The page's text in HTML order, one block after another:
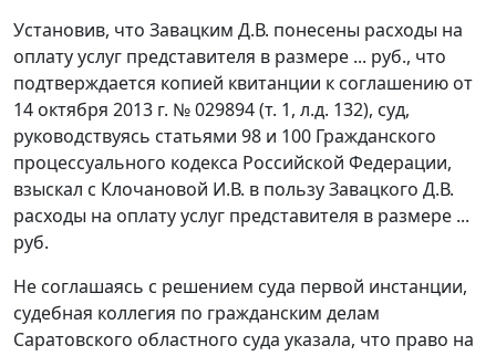
Установив, что Завацким Д.В. понесены расходы на
оплату услуг представителя в размере ... руб., что
подтверждается копией квитанции к соглашению от
14 октября 2013 г. № 029894 (т. 1, л.д. 132), суд,
руководствуясь статьями 98 и 100 Гражданского
процессуального кодекса Российской Федерации,
взыскал с Клочановой И.В. в пользу Завацкого Д.В.
расходы на оплату услуг представителя в размере ...
руб.
Не соглашаясь с решением суда первой инстанции,
судебная коллегия по гражданским делам
Саратовского областного суда указала, что право на